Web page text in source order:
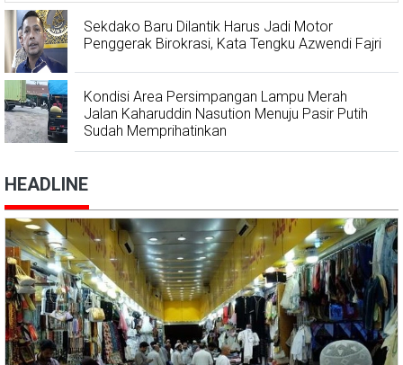
Sekdako Baru Dilantik Harus Jadi Motor
Penggerak Birokrasi, Kata Tengku Azwendi Fajri
Kondisi Area Persimpangan Lampu Merah
Jalan Kaharuddin Nasution Menuju Pasir Putih
Sudah Memprihatinkan
HEADLINE